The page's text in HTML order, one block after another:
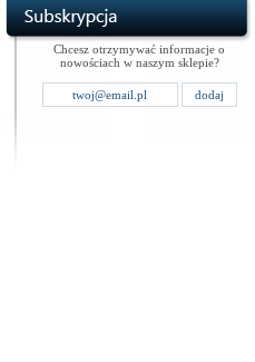
Chcesz otrzymywać informacje o
nowościach w naszym sklepie?